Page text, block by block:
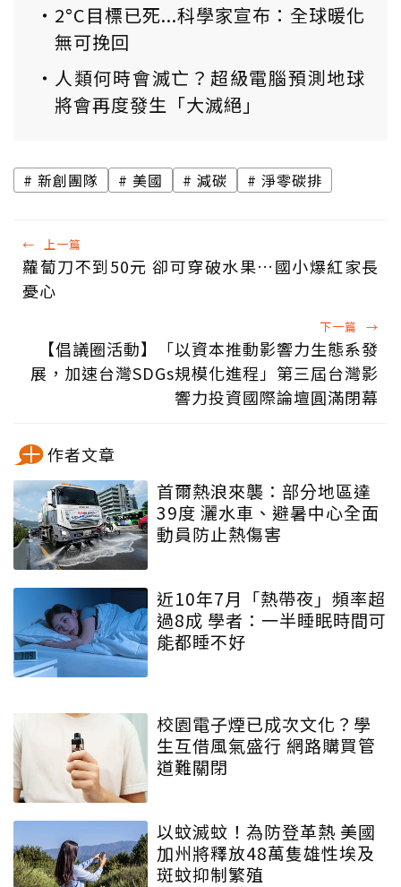
2°C目標已死...科學家宣布：全球暖化
無可挽回
人類何時會滅亡？超級電腦預測地球
將會再度發生「大滅絕」
新創團隊 美國 減碳 淨零碳排
← 上一篇
蘿蔔刀不到50元 卻可穿破水果…國小爆紅家長
憂心
下一篇 →
【倡議圈活動】「以資本推動影響力生態系發
展，加速台灣SDGs規模化進程」第三屆台灣影
響力投資國際論壇圓滿閉幕
作者文章
首爾熱浪來襲：部分地區達
39度 灑水車、避暑中心全面
動員防止熱傷害
近10年7月「熱帶夜」頻率超
過8成 學者：一半睡眠時間可
能都睡不好
校園電子煙已成次文化？學
生互借風氣盛行 網路購買管
道難關閉
以蚊滅蚊！為防登革熱 美國
加州將釋放48萬隻雄性埃及
斑蚊抑制繁殖